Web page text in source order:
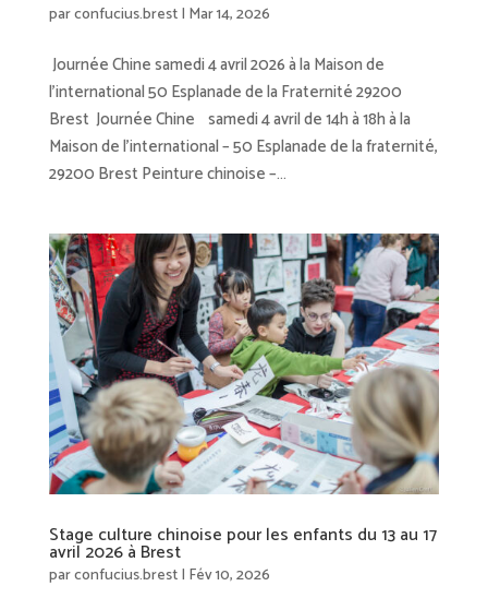
parconfucius.brest| Mar 14, 2026
Journée Chine samedi 4 avril 2026 à la Maison de
l’international 50 Esplanade de la Fraternité 29200
Brest Journée Chine samedi 4 avril de 14h à 18h à la
Maison de l’international – 50 Esplanade de la fraternité,
29200 Brest Peinture chinoise –...
Stage culture chinoise pour les enfants du 13 au 17
avril 2026 à Brest
parconfucius.brest| Fév 10, 2026